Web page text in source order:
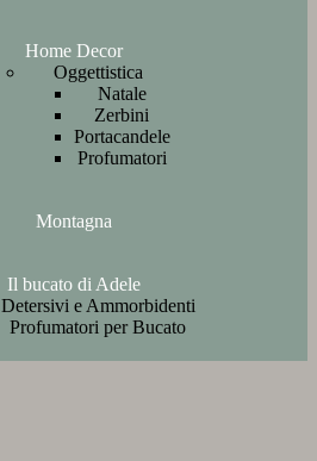
Home Decor
Oggettistica
Natale
Zerbini
Portacandele
Profumatori
Montagna
Il bucato di Adele
Detersivi e Ammorbidenti
Profumatori per Bucato